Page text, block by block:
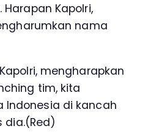
Kapolri,
nama
mengharapkan
tim, kita
Indonesia di kancah
dia.(Red)